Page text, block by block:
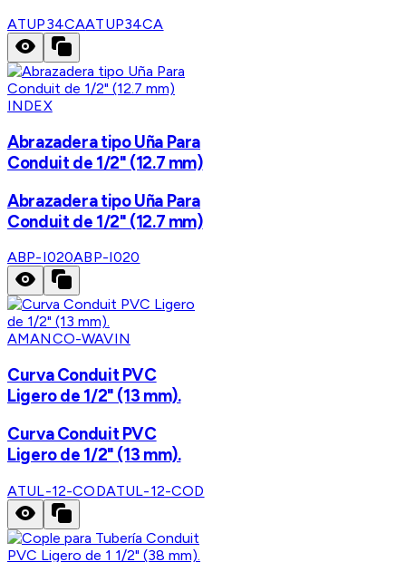
ATUP34CAATUP34CA
INDEX
Abrazadera tipo Uña Para
Conduit de 1/2" (12.7 mm)
Abrazadera tipo Uña Para
Conduit de 1/2" (12.7 mm)
ABP-I020ABP-I020
AMANCO-WAVIN
Curva Conduit PVC
Ligero de 1/2" (13 mm).
Curva Conduit PVC
Ligero de 1/2" (13 mm).
ATUL-12-CODATUL-12-COD